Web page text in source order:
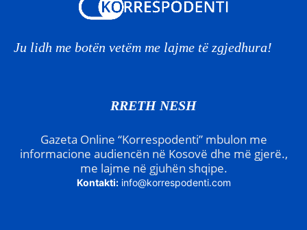
Ju lidh me botën vetëm me lajme të zgjedhura!
RRETH NESH
Gazeta Online “Korrespodenti” mbulon me
informacione audiencën në Kosovë dhe më gjerë.,
me lajme në gjuhën shqipe.
Kontakti: info@korrespodenti.com